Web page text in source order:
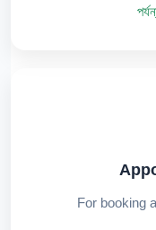
For booking